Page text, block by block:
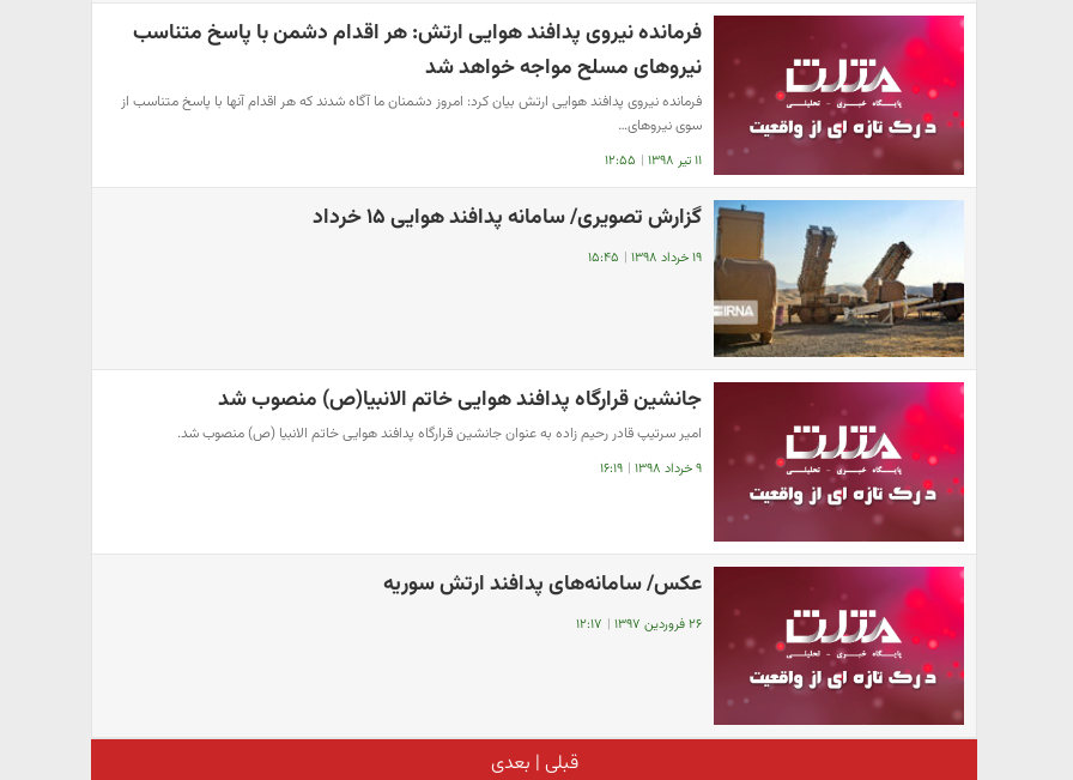
فرمانده نیروی پدافند هوایی ارتش: هر اقدام دشمن با پاسخ متناسب
نیروهای مسلح مواجه خواهد شد
​فرمانده نیروی پدافند هوایی ارتش بیان کرد: امروز دشمنان ما آگاه شدند که هر اقدام آنها با پاسخ متناسب از
سوی نیروهای…
۱۱ تیر ۱۳۹۸ | ۱۲:۵۵
گزارش تصویری/ سامانه پدافند هوایی ۱۵ خرداد
۱۹ خرداد ۱۳۹۸ | ۱۵:۴۵
جانشین قرارگاه پدافند هوایی خاتم الانبیا(ص) منصوب شد
امیر سرتیپ قادر رحیم زاده به عنوان جانشین قرارگاه پدافند هوایی خاتم الانبیا (ص) منصوب شد.
۹ خرداد ۱۳۹۸ | ۱۶:۱۹
عکس/ سامانه‌های پدافند ارتش سوریه
۲۶ فروردین ۱۳۹۷ | ۱۲:۱۷
قبلی | بعدی